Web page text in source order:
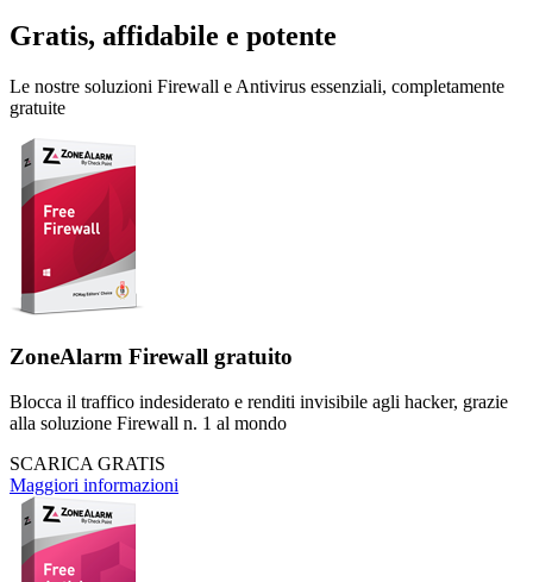
Gratis, affidabile e potente
Le nostre soluzioni Firewall e Antivirus essenziali, completamente
gratuite
ZoneAlarm Firewall gratuito
Blocca il traffico indesiderato e renditi invisibile agli hacker, grazie
alla soluzione Firewall n. 1 al mondo
SCARICA GRATIS
Maggiori informazioni